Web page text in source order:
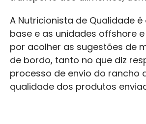
A Nutricionista de Qualidade
base e as unidades offshore
por acolher as sugestões de
de bordo, tanto no que diz
processo de envio do rancho
qualidade dos produtos